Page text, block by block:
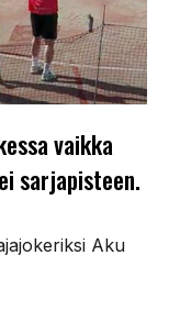
vaikka
sarjapisteen.
Aku